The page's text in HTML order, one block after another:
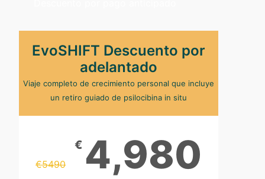
EvoSHIFT Descuento por
adelantado
Viaje completo de crecimiento personal que incluye
un retiro guiado de psilocibina in situ
€5490
€ 4,980